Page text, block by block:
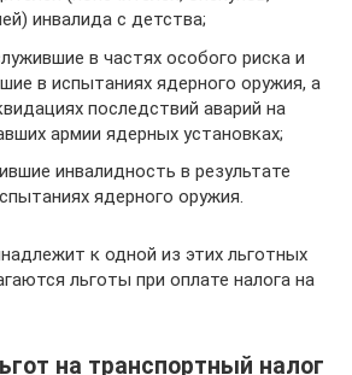
инвалида с детства;
в частях особого риска и
в испытаниях ядерного оружия, а
последствий аварий на
армии ядерных установках;
инвалидность в результате
ядерного оружия.
к одной из этих льготных
льготы при оплате налога на
на транспортный налог